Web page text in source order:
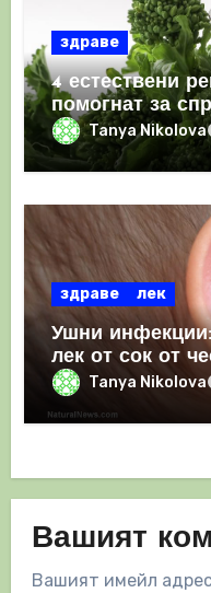
здраве
4 естествени
помогнат за
Tanya Nikolova
здраве лек
Ушни
лек от сок от
Tanya Nikolova
Вашият
Вашият имейл